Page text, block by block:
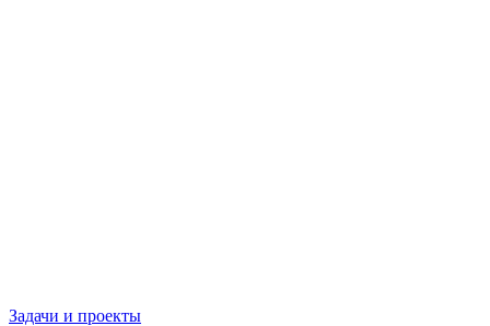
Задачи и проекты